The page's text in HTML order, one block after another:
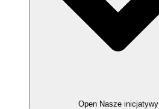
Open Nasze inicjatywy